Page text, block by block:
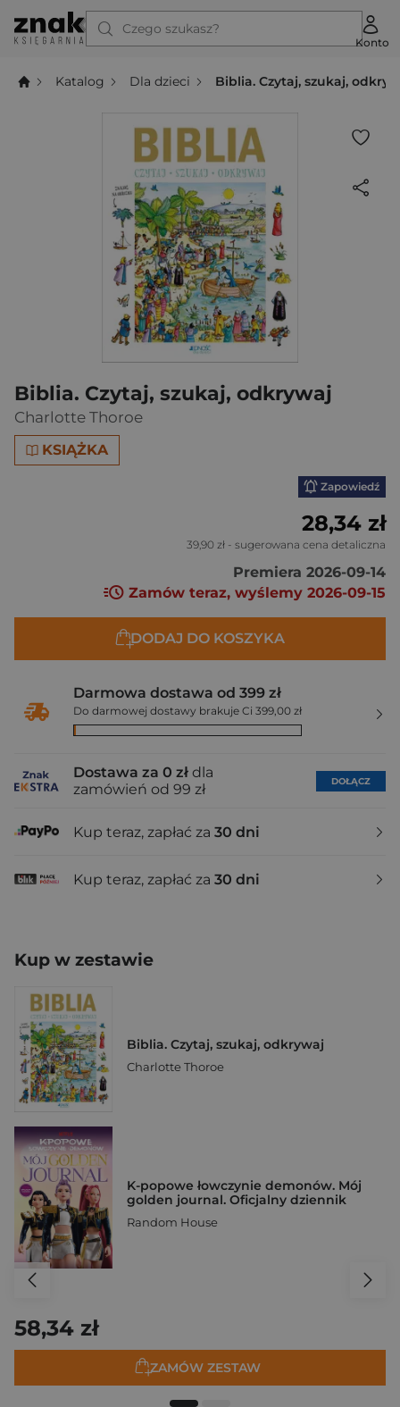
Czego szukasz?
Konto
Katalog Dla dzieci Biblia. Czytaj, szukaj,
Biblia. Czytaj, szukaj, odkrywaj
Charlotte Thoroe
KSIĄŻKA
Zapowiedź
28,34 zł
39,90 zł - sugerowana cena detaliczna
Premiera 2026-09-14
Zamów teraz, wyślemy 2026-09-15
DODAJ DO KOSZYKA
Darmowa dostawa od 399 zł
Do darmowej dostawy brakuje Ci 399,00 zł
Dostawa za 0 zł dla
zamówień od 99 zł
DOŁĄCZ
Kup teraz, zapłać za 30 dni
Kup teraz, zapłać za 30 dni
Kup w zestawie
Biblia. Czytaj, szukaj, odkrywaj
Charlotte Thoroe
K-popowe łowczynie demonów. Mój
golden journal. Oficjalny dziennik
Random House
58,34 zł
ZAMÓW ZESTAW